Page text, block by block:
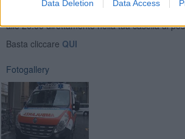
Data Deletion Data Access
alle 20:00 direttamente nella tua casella di
Basta cliccare QUI
Fotogallery